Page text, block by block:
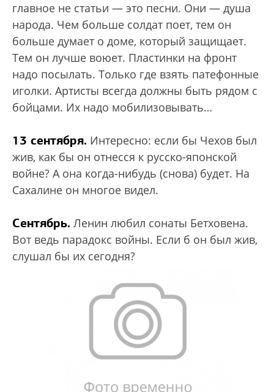
главное не статьи — это песни. Они — душа
народа. Чем больше солдат поет, тем он
больше думает о доме, который защищает.
Тем он лучше воюет. Пластинки на фронт
надо посылать. Только где взять патефонные
иголки. Артисты всегда должны быть рядом с
бойцами. Их надо мобилизовывать…
13 сентября. Интересно: если бы Чехов был
жив, как бы он отнесся к русско-японской
войне? А она когда-нибудь (снова) будет. На
Сахалине он многое видел.
Сентябрь. Ленин любил сонаты Бетховена.
Вот ведь парадокс войны. Если б он был жив,
слушал бы их сегодня?